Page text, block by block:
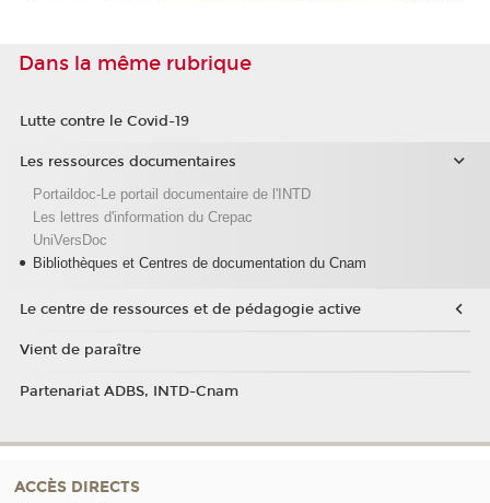
Dans la même rubrique
Lutte contre le Covid-19
Les ressources documentaires
Portaildoc-Le portail documentaire de l'INTD
Les lettres d'information du Crepac
UniVersDoc
Bibliothèques et Centres de documentation du Cnam
Le centre de ressources et de pédagogie active
Vient de paraître
Partenariat ADBS, INTD-Cnam
ACCÈS DIRECTS